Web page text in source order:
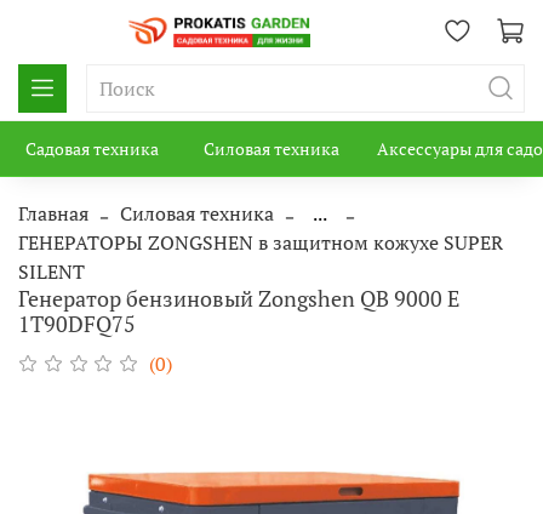
Садовая техника Силовая техника Аксессуары для
Главная Силовая техника
...
ГЕНЕРАТОРЫ ZONGSHEN в защитном кожухе SUPER
SILENT
Генератор бензиновый Zongshen QB 9000 E
1T90DFQ75
(0)